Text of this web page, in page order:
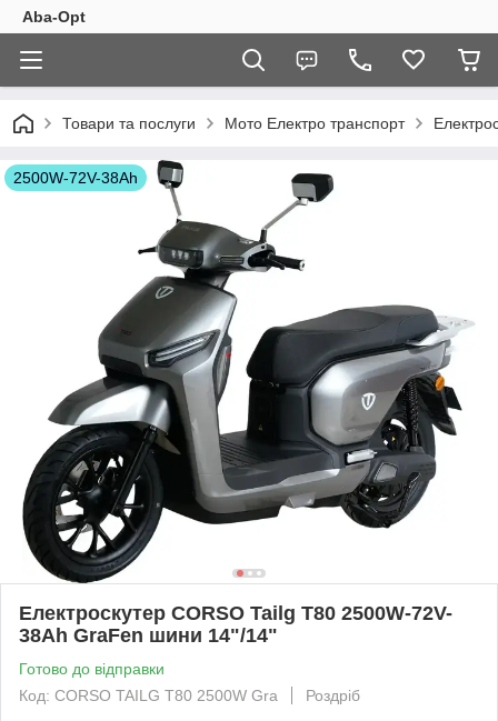
Aba-Opt
Товари та послуги Мото Електро транспорт
2500W-72V-38Ah
Електроскутер CORSO Tailg T80 2500W-72V-
38Ah GraFen шини 14"/14"
Готово до відправки
Код: CORSO TAILG T80 2500W Gra
Роздріб